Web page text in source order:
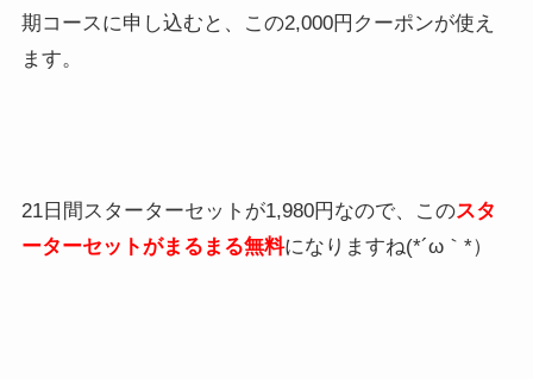
期コースに申し込むと、この2,000円クーポンが使え
ます。
21日間スターターセットが1,980円なので、このスタ
ーターセットがまるまる無料になりますね(*´ω｀*）